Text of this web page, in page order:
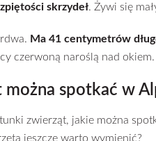
skrzydeł. Żywi się
Ma 41 centymetrów
czerwoną naroślą nad
spotkać w
zwierząt, jakie można
jeszcze warto wymienić?